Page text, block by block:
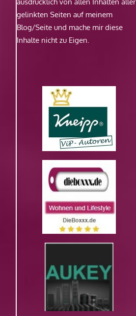
gelinkten Seiten auf meinem
Blog/Seite und mache mir diese
Inhalte nicht zu Eigen.